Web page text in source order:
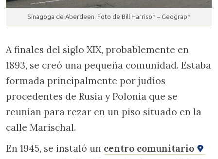
Sinagoga de Aberdeen. Foto de Bill Harrison – Geograph
A finales del siglo XIX, probablemente en
1893, se creó una pequeña comunidad. Estaba
formada principalmente por judíos
procedentes de Rusia y Polonia que se
reunían para rezar en un piso situado en la
calle Marischal.
En 1945, se instaló un centro comunitario